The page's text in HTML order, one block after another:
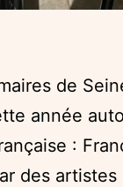
de
année
:
des